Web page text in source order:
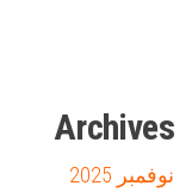
Archives
نوفمبر 2025